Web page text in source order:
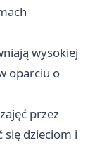
wysokiej
oparciu o
przez
się dzieciom i